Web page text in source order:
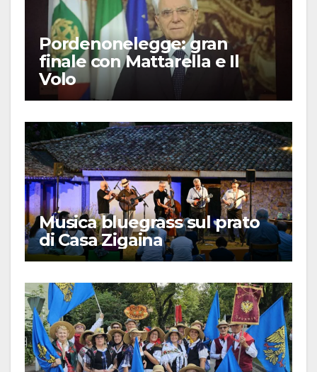
Pordenonelegge: gran
finale con Mattarella e Il
Volo
Musica bluegrass sul prato
di Casa Zigaina